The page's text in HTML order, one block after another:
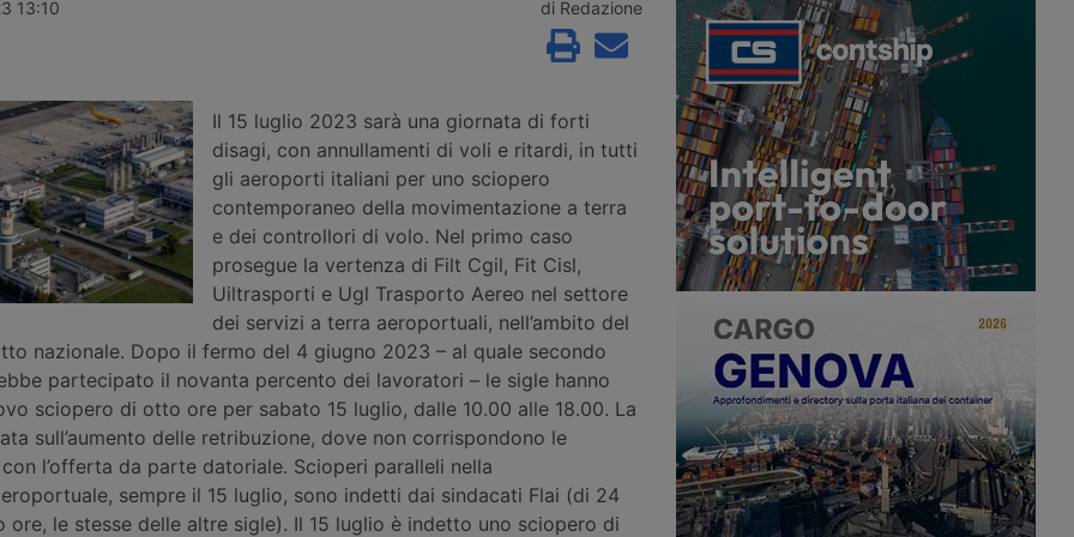
decollato
oggetto
rischi per la concorrenza.
crescita dei vettori mediorientali,
con il fattore di carico salito al
Nord e frenato dal fenomeno
dell’aviocamionato verso i grandi hub
del Nord Europa. La strategia punta
su digitalizzazione doganale,
cargocity e intermodalità ferroviaria.
13:10 di Redazione
Il 15 luglio 2023 sarà una giornata di forti
disagi, con annullamenti di voli e ritardi, in tutti
gli aeroporti italiani per uno sciopero
contemporaneo della movimentazione a terra
e dei controllori di volo. Nel primo caso
prosegue la vertenza di Filt Cgil, Fit Cisl,
Uiltrasporti e Ugl Trasporto Aereo nel settore
dei servizi a terra aeroportuali, nell’ambito del
nazionale. Dopo il fermo del 4 giugno 2023 – al quale secondo
partecipato il novanta percento dei lavoratori – le sigle hanno
sciopero di otto ore per sabato 15 luglio, dalle 10.00 alle 18.00. La
sull’aumento delle retribuzione, dove non corrispondono le
l’offerta da parte datoriale. Scioperi paralleli nella
sempre il 15 luglio, sono indetti dai sindacati Flai (di 24
ore, le stesse delle altre sigle). Il 15 luglio è indetto uno sciopero di